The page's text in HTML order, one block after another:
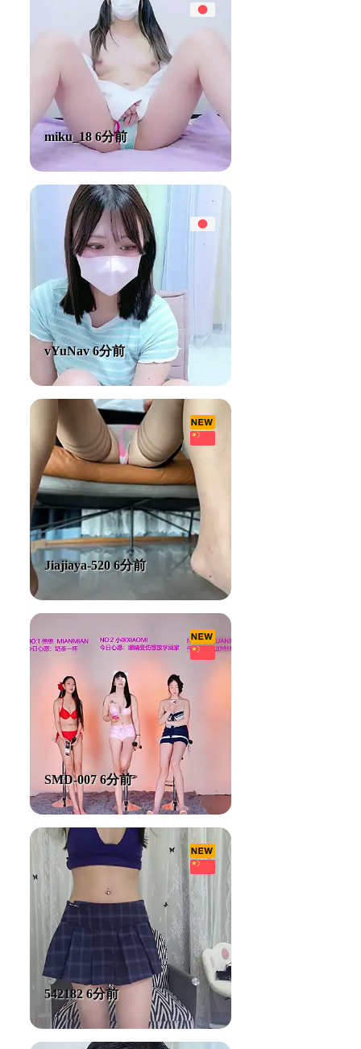
miku_18 6分前
vYuNav 6分前
Jiajiaya-520 6分前
SMD-007 6分前
542182 6分前